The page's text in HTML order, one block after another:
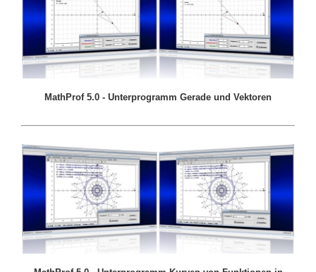
MathProf 5.0 - Unterprogramm Gerade und Vektoren